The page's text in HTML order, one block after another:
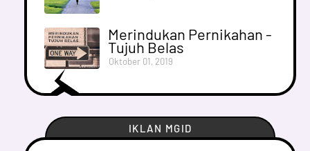
Merindukan Pernikahan -
Tujuh Belas
Oktober 01, 2019
IKLAN MGID